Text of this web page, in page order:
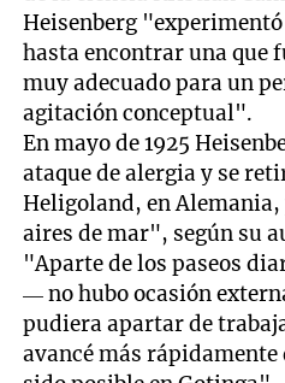
Heisenberg
hasta encontrar una que
muy adecuado para un
agitación conceptual".
En mayo de 1925
ataque de alergia y se
Heligoland, en
aires de mar", según su
"Aparte de los paseos
— no hubo ocasión
pudiera apartar de
avancé más rápidamente